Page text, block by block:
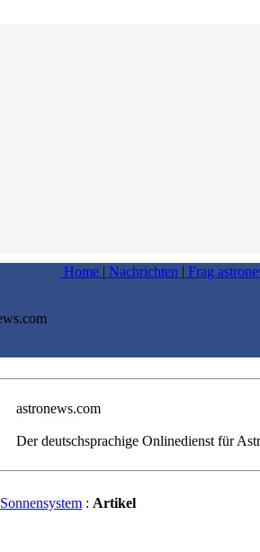
Home | Nachrichten | Frag
astronews.com
Der deutschsprachige Onlinedienst für
Sonnensystem : Artikel